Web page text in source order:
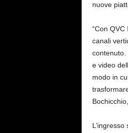
nuove
“Con
canali
contenuto.
e video
modo in